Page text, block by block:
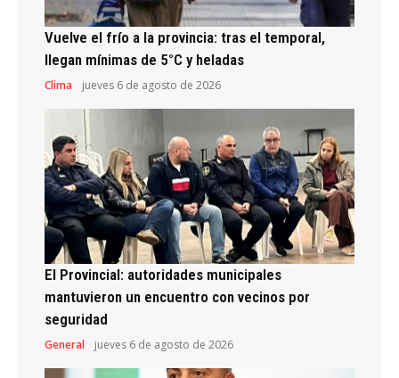
Vuelve el frío a la provincia: tras el temporal,
llegan mínimas de 5°C y heladas
Clima jueves 6 de agosto de 2026
El Provincial: autoridades municipales
mantuvieron un encuentro con vecinos por
seguridad
General jueves 6 de agosto de 2026